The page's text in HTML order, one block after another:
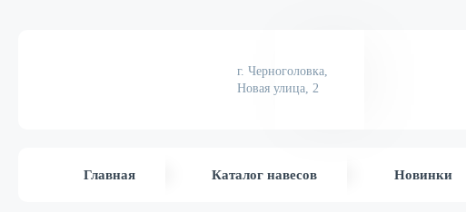
г. Черноголовка,
Новая улица, 2
Главная Каталог навесов Новинки